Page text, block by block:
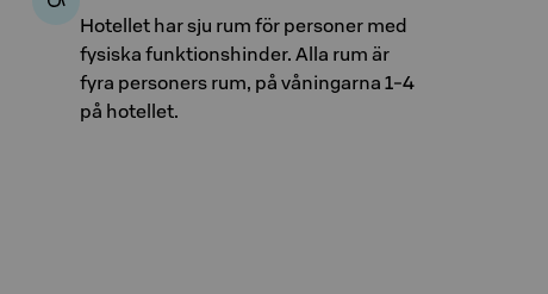
Hotellet har sju rum för personer med
fysiska funktionshinder. Alla rum är
fyra personers rum, på våningarna 1-4
på hotellet.